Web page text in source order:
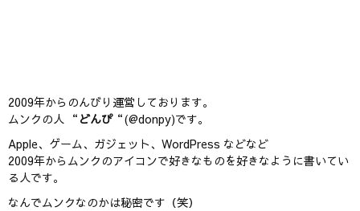
2009年からのんびり運営しております。
ムンクの人 “ どんぴ“(@donpy)です。
Apple、ゲーム、ガジェット、WordPress などなど
2009年からムンクのアイコンで好きなものを好きなように書いてい
る人です。
なんでムンクなのかは秘密です（笑）